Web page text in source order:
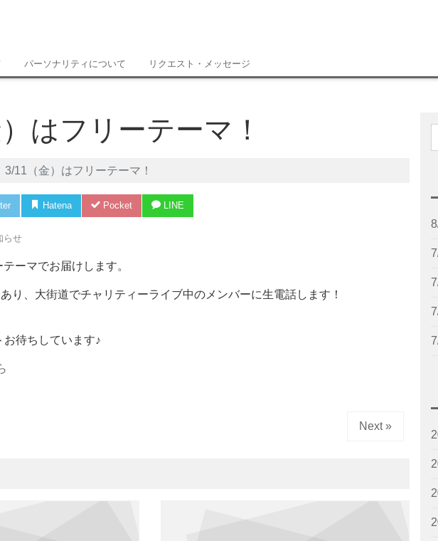
パーソナリティについて リクエスト・メッセージ
はフリーテーマ！
3/11（金）はフリーテーマ！
Hatena Pocket LINE
らせ
ーマでお届けします。
り、大街道でチャリティーライブ中のメンバーに生電話します！
待ちしています♪
Next »